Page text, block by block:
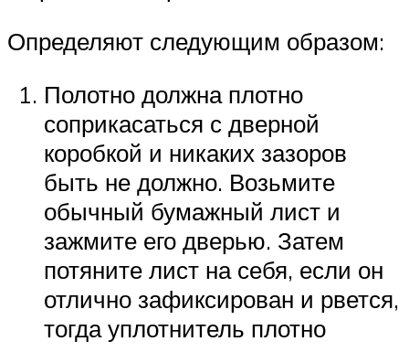
Определяют следующим образом:
Полотно должна плотно
соприкасаться с дверной
коробкой и никаких зазоров
быть не должно. Возьмите
обычный бумажный лист и
зажмите его дверью. Затем
потяните лист на себя, если он
отлично зафиксирован и рвется,
тогда уплотнитель плотно